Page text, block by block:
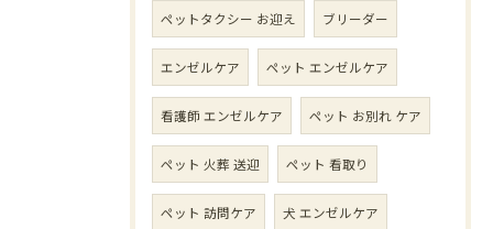
ペットタクシー お迎え ブリーダー
エンゼルケア ペット エンゼルケア
看護師 エンゼルケア ペット お別れ ケア
ペット 火葬 送迎 ペット 看取り
ペット 訪問ケア 犬 エンゼルケア